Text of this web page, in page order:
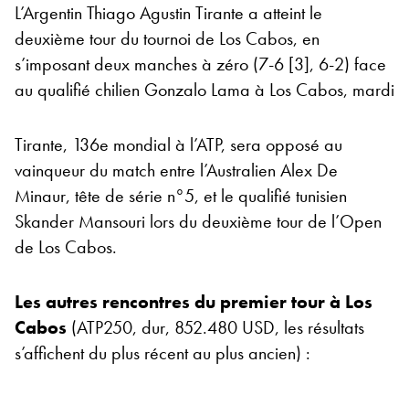
L’Argentin Thiago Agustin Tirante a atteint le
deuxième tour du tournoi de Los Cabos, en
s’imposant deux manches à zéro (7-6 [3], 6-2) face
au qualifié chilien Gonzalo Lama à Los Cabos, mardi
Tirante, 136e mondial à l’ATP, sera opposé au
vainqueur du match entre l’Australien Alex De
Minaur, tête de série n°5, et le qualifié tunisien
Skander Mansouri lors du deuxième tour de l’Open
de Los Cabos.
Les autres rencontres du premier tour à Los
Cabos (ATP250, dur, 852.480 USD, les résultats
s’affichent du plus récent au plus ancien) :